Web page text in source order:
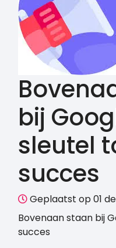
bij
sleutel
succes
Geplaatst op 01
Bovenaan staan bij
succes